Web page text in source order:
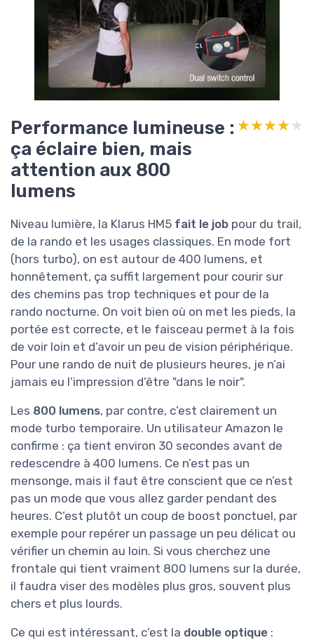
Performance lumineuse :
ça éclaire bien, mais
attention aux 800
lumens
★★★★★
★★★★★
Niveau lumière, la Klarus HM5 fait le job pour du trail,
de la rando et les usages classiques. En mode fort
(hors turbo), on est autour de 400 lumens, et
honnêtement, ça suffit largement pour courir sur
des chemins pas trop techniques et pour de la
rando nocturne. On voit bien où on met les pieds, la
portée est correcte, et le faisceau permet à la fois
de voir loin et d’avoir un peu de vision périphérique.
Pour une rando de nuit de plusieurs heures, je n’ai
jamais eu l’impression d’être "dans le noir".
Les 800 lumens, par contre, c’est clairement un
mode turbo temporaire. Un utilisateur Amazon le
confirme : ça tient environ 30 secondes avant de
redescendre à 400 lumens. Ce n’est pas un
mensonge, mais il faut être conscient que ce n’est
pas un mode que vous allez garder pendant des
heures. C’est plutôt un coup de boost ponctuel, par
exemple pour repérer un passage un peu délicat ou
vérifier un chemin au loin. Si vous cherchez une
frontale qui tient vraiment 800 lumens sur la durée,
il faudra viser des modèles plus gros, souvent plus
chers et plus lourds.
Ce qui est intéressant, c’est la double optique :